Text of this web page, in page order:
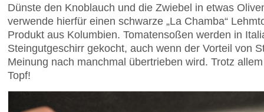
Dünste den Knoblauch und die Zwiebel in etwas
verwende hierfür einen schwarze „La Chamba“
Produkt aus Kolumbien. Tomatensoßen werden in
Steingutgeschirr gekocht, auch wenn der Vorteil von
Meinung nach manchmal übertrieben wird. Trotz
Topf!